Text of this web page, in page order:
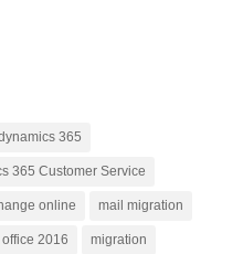
365
365 Customer Service
online mail migration
2016 migration